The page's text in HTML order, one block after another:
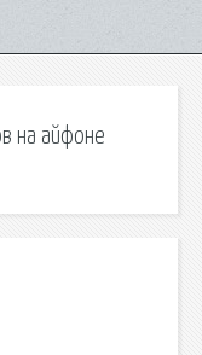
на айфоне